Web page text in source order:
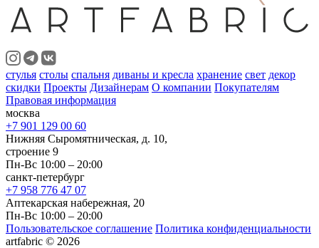
стулья столы спальня диваны и кресла хранение свет декор
скидки Проекты Дизайнерам О компании Покупателям
Правовая информация
москва
+7 901 129 00 60
Нижняя Сыромятническая, д. 10,
строение 9
Пн-Вс 10:00 – 20:00
санкт-петербург
+7 958 776 47 07
Аптекарская набережная, 20
Пн-Вс 10:00 – 20:00
Пользовательское соглашение Политика конфиденциальности
artfabric © 2026